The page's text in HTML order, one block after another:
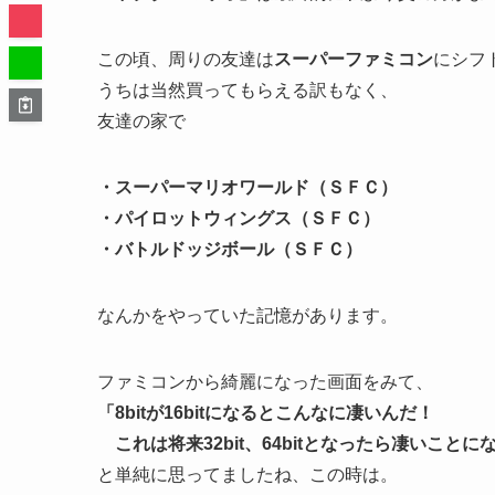
この頃、周りの友達はスーパーファミコンにシフ
うちは当然買ってもらえる訳もなく、
友達の家で
・スーパーマリオワールド（ＳＦＣ）
・パイロットウィングス（ＳＦＣ）
・バトルドッジボール（ＳＦＣ）
なんかをやっていた記憶があります。
ファミコンから綺麗になった画面をみて、
「8bitが16bitになるとこんなに凄いんだ！
これは将来32bit、64bitとなったら凄いことにな
と単純に思ってましたね、この時は。